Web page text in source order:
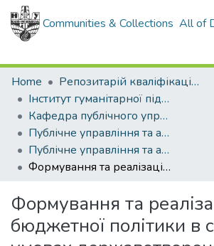
Communities & Collections All of
Home
Репозитарій кваліфікаційних робіт здобувачів вищої освіти
Інститут гуманітарної підготовки та державного управління
Кафедра публічного управління та адміністрування
Публічне управління та адміністрування (рівень магістр)
Публічне управління та адміністрування, магістр, 2024
Формування та реалізація бюджетної політики в сучасних умовах державотворення України
Формування та
бюджетної політики в